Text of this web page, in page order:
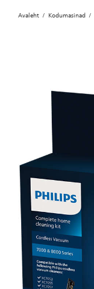
Avaleht Kodumasinad